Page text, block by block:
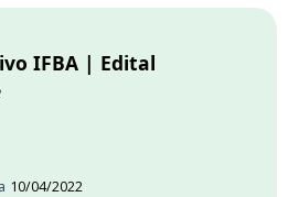
IFBA | Edital
a 10/04/2022